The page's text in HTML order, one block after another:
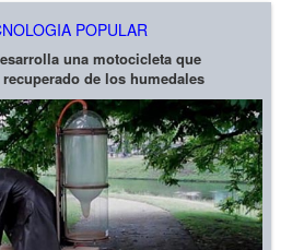
POPULAR
una motocicleta que
de los humedales